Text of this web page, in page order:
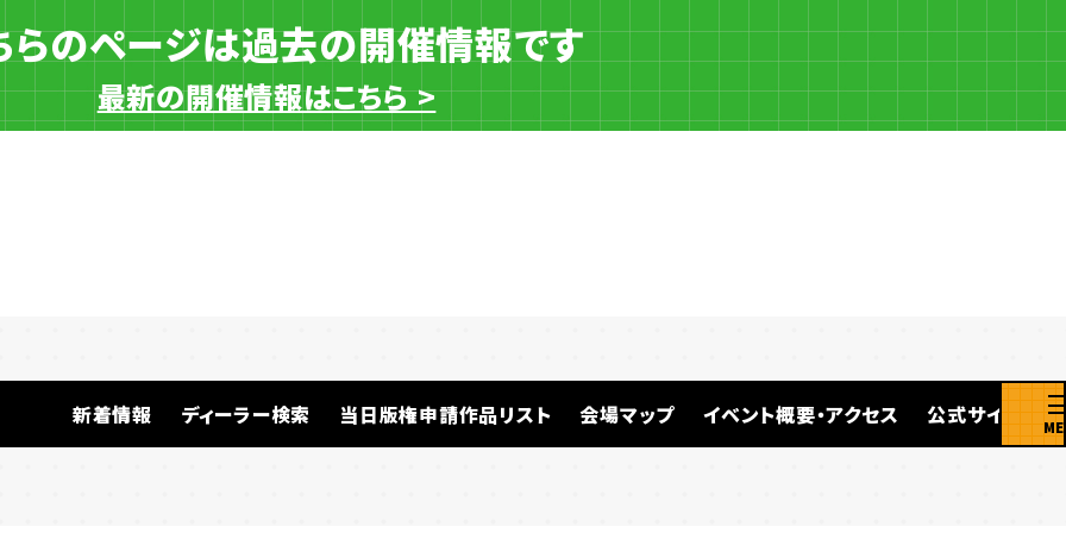
らのページは過去の開催情報です
最新の開催情報はこちら >
新着情報 ディーラー検索 当日版権申請作品リスト 会場マップ イベント概要・アクセス 公式サイト
一般ディーラー